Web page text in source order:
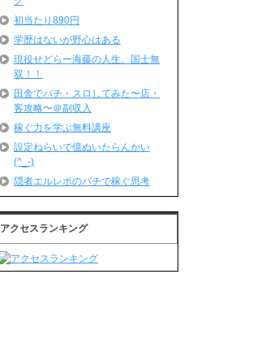
初当たり890円
学歴はないが野心はある
現役せどらー海藤の人生、国士無
双！！
田舎でパチ・スロしてみた〜店・
客攻略〜＠副収入
稼ぐ力を学ぶ無料講座
設定ねらいで億ぬいたらんかい
(^_-)
隠者エルレボのパチで稼ぐ思考
アクセスランキング